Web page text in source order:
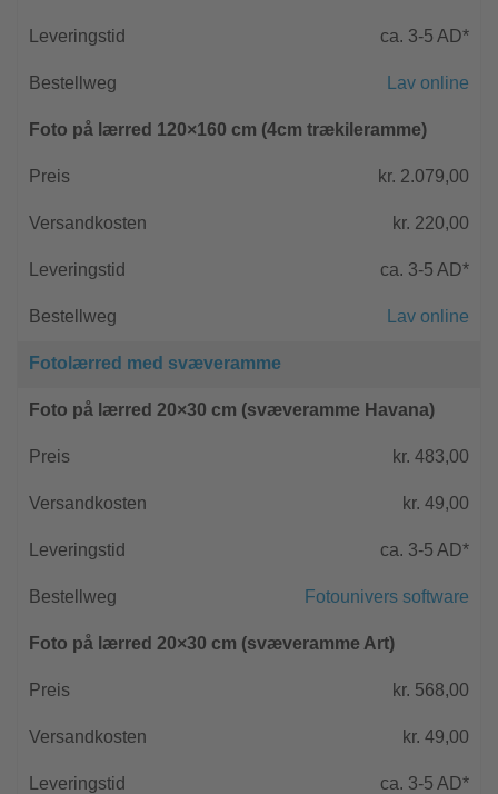
ca. 3-5 AD*
Lav online
Foto på lærred 120×160 cm (4cm trækileramme)
kr. 2.079,00
kr. 220,00
ca. 3-5 AD*
Lav online
Fotolærred med svæveramme
Foto på lærred 20×30 cm (svæveramme Havana)
kr. 483,00
kr. 49,00
ca. 3-5 AD*
Fotounivers software
Foto på lærred 20×30 cm (svæveramme Art)
kr. 568,00
kr. 49,00
ca. 3-5 AD*